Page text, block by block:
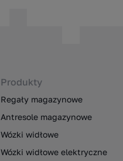
Produkty
Regały magazynowe
Antresole magazynowe
Wózki widłowe
Wózki widłowe elektryczne